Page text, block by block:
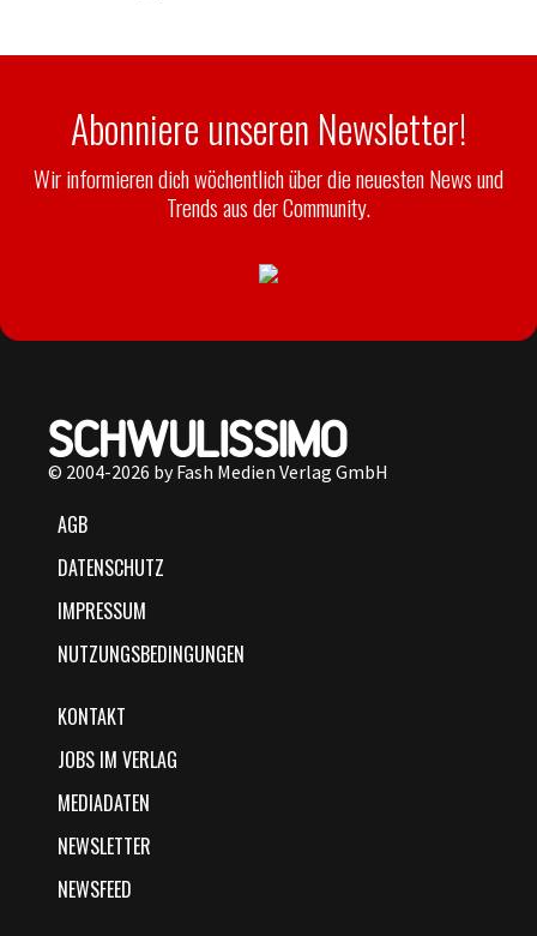
Abonniere unseren Newsletter!
Wir informieren dich wöchentlich über die neuesten News und
Trends aus der Community.
© 2004-2026 by Fash Medien Verlag GmbH
AGB
DATENSCHUTZ
IMPRESSUM
NUTZUNGSBEDINGUNGEN
KONTAKT
JOBS IM VERLAG
MEDIADATEN
NEWSLETTER
NEWSFEED